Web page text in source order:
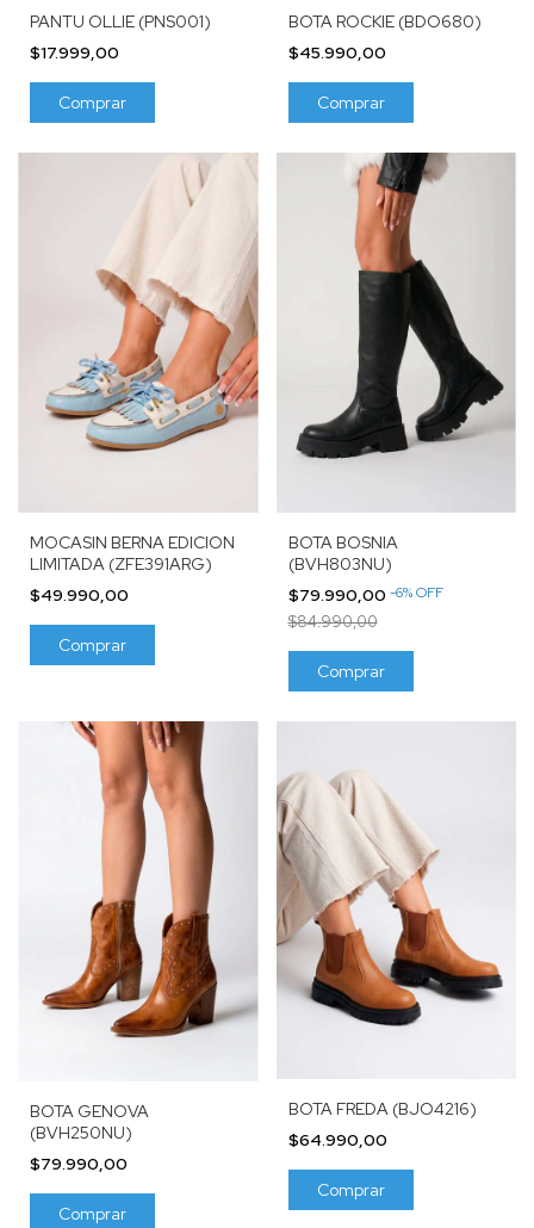
PANTU OLLIE (PNS001)
$17.999,00
Comprar
BOTA ROCKIE (BDO680)
$45.990,00
Comprar
MOCASIN BERNA EDICION
LIMITADA (ZFE391ARG)
$49.990,00
Comprar
BOTA BOSNIA
(BVH803NU)
$79.990,00 -6%OFF
$84.990,00
Comprar
BOTA GENOVA
(BVH250NU)
$79.990,00
Comprar
BOTA FREDA (BJO4216)
$64.990,00
Comprar